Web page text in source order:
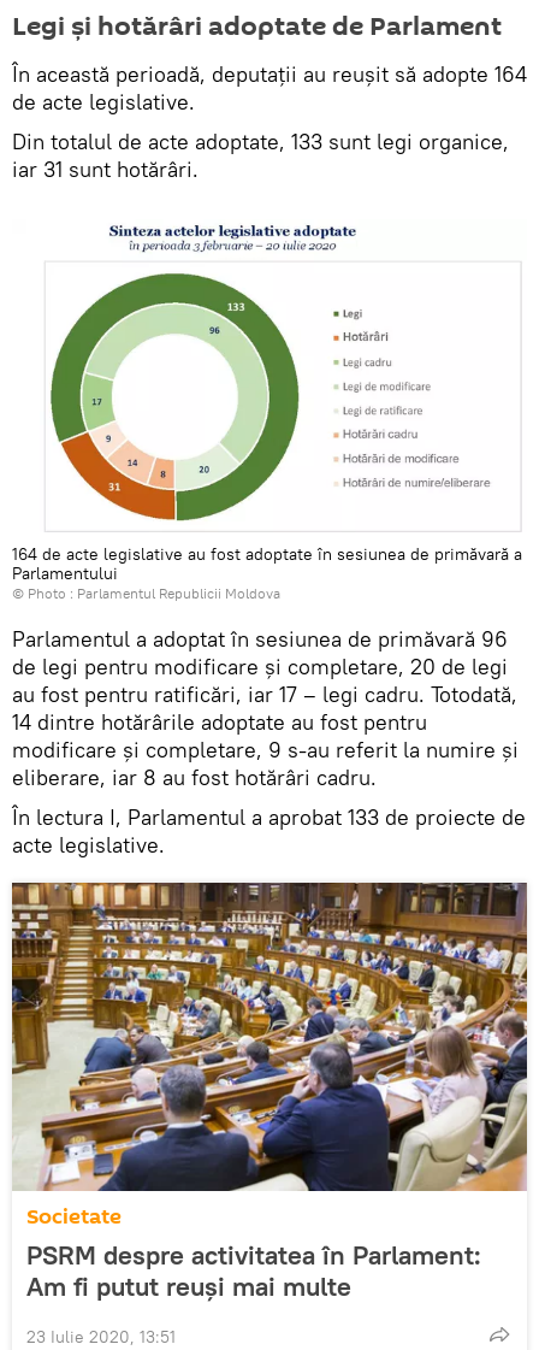
Legi și hotărâri adoptate de Parlament
În această perioadă, deputații au reușit să adopte 164
de acte legislative.
Din totalul de acte adoptate, 133 sunt legi organice,
iar 31 sunt hotărâri.
164 de acte legislative au fost adoptate în sesiunea de primăvară a
Parlamentului
© Photo : Parlamentul Republicii Moldova
Parlamentul a adoptat în sesiunea de primăvară 96
de legi pentru modificare și completare, 20 de legi
au fost pentru ratificări, iar 17 – legi cadru. Totodată,
14 dintre hotărârile adoptate au fost pentru
modificare și completare, 9 s-au referit la numire și
eliberare, iar 8 au fost hotărâri cadru.
În lectura I, Parlamentul a aprobat 133 de proiecte de
acte legislative.
Societate
PSRM despre activitatea în Parlament:
Am fi putut reuși mai multe
23 Iulie 2020, 13:51